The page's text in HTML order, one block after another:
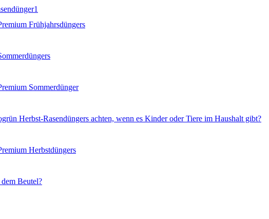
1
Frühjahrsdüngers
Sommerdünger
Herbst-Rasendüngers achten, wenn es Kinder oder Tiere im Haushalt gibt?
Herbstdüngers
Beutel?